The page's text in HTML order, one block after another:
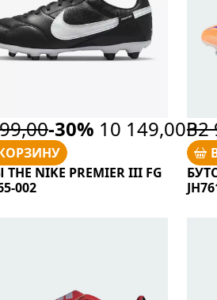
-30% 10 149,00Р
NIKE PREMIER III FG
002
32